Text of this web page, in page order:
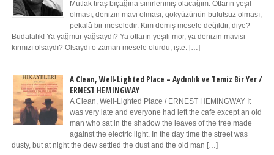
Mutlak tıraş bıçağına sinirlenmiş olacağım. Otların yeşil
olması, denizin mavi olması, gökyüzünün bulutsuz olması,
pekalâ bir meseledir. Kim demiş mesele değildir, diye?
Budalalık! Ya yağmur yağsaydı? Ya otların yeşili mor, ya denizin mavisi
kırmızı olsaydı? Olsaydı o zaman mesele olurdu, işte. […]
A Clean, Well-Lighted Place – Aydınlık ve Temiz Bir Yer /
ERNEST HEMINGWAY
A Clean, Well-Lighted Place / ERNEST HEMINGWAY It
was very late and everyone had left the cafe except an old
man who sat in the shadow the leaves of the tree made
against the electric light. In the day time the street was
dusty, but at night the dew settled the dust and the old man […]